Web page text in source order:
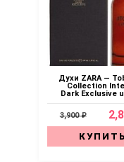
Духи ZARA —
Collection
Dark Exclusive
3,900 ₽
КУПИТЬ